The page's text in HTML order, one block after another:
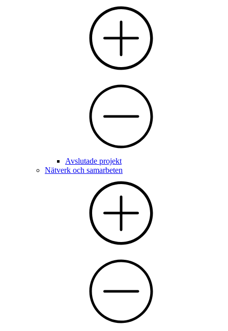
Avslutade projekt
Nätverk och samarbeten